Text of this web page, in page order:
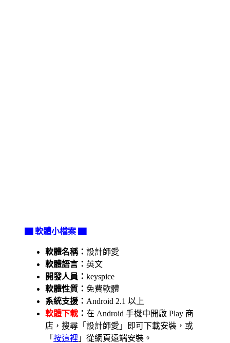
▇ 軟體小檔案 ▇
軟體名稱： 設計師愛
軟體語言： 英文
開發人員： keyspice
軟體性質： 免費軟體
系統支援： Android 2.1 以上
軟體下載 ： 在 Android 手機中開啟 Play 商
店，搜尋「設計師愛」即可下載安裝，或
「 按這裡 」從網頁遠端安裝。